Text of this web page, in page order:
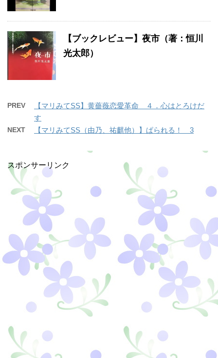
【ブックレビュー】夜市（著：恒川
光太郎）
PREV
【マリみてSS】黄薔薇恋愛革命 ４．心はとろけだ
す
NEXT 【マリみてSS（由乃、祐麒他）】ぱられる！ 3
スポンサーリンク